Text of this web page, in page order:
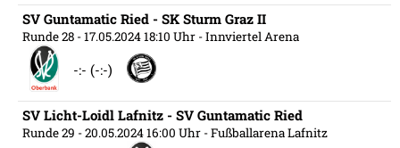
SV Guntamatic Ried - SK Sturm Graz II
Runde 28 - 17.05.2024 18:10 Uhr - Innviertel Arena
-:- (-:-)
SV Licht-Loidl Lafnitz - SV Guntamatic Ried
Runde 29 - 20.05.2024 16:00 Uhr - Fußballarena Lafnitz